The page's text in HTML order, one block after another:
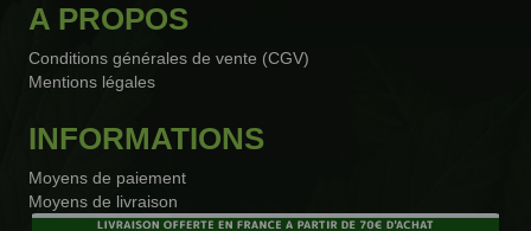
A PROPOS
Conditions générales de vente (CGV)
Mentions légales
INFORMATIONS
Moyens de paiement
Moyens de livraison